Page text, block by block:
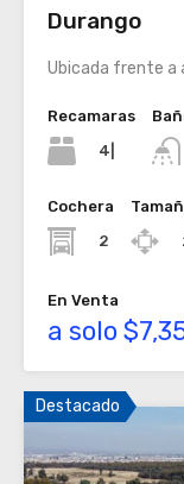
Durango
Ubicada frente a
Recamaras
4|
Cochera
2
En Venta
a solo
Destacado